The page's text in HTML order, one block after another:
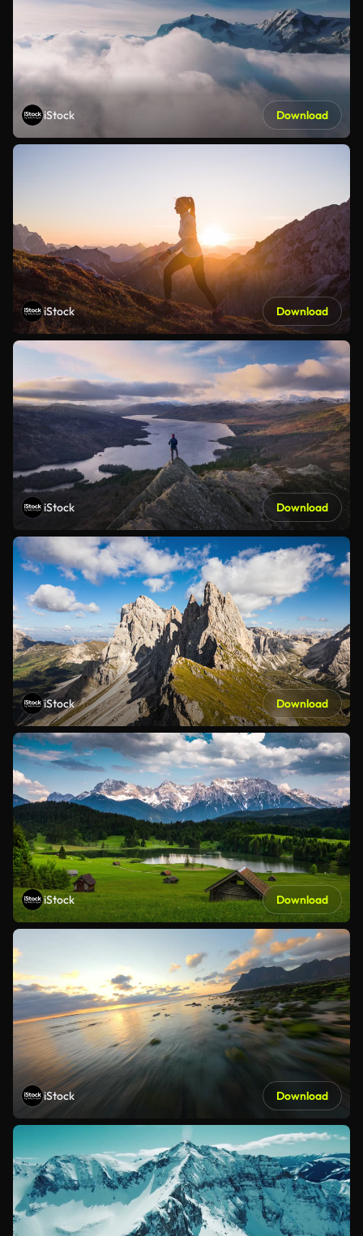
iStock Download
iStock Download
iStock Download
iStock Download
iStock Download
iStock Download